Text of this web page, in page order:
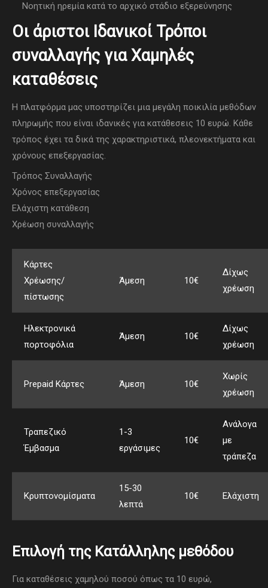
Νοητική ηρεμία κατά το αρχικό στάδιο εξερεύνησης
Οι άριστοι Ιδανικοί Τρόποι
συναλλαγής για Χαμηλές
καταθέσεις
Η πλατφόρμα μας υποστηρίζει μια μεγάλη ποικιλία μεθόδων
πληρωμής που είναι ιδανικές για κατάθεσεις 10 ευρώ. Κάθε
τρόπος έχει τα δικά της χαρακτηριστικά, πλεονεκτήματα και
χρόνους επεξεργασίας.
Τρόπος Συναλλαγής
Χρόνος επεξεργασίας
Ελάχιστη κατάθεση
Χρέωση συναλλαγής
Κάρτες
Χρέωσης/
πίστωσης
Άμεση 10€
Δίχως
χρέωση
Ηλεκτρονικά
πορτοφόλια
Άμεση 10€
Δίχως
χρέωση
Prepaid Κάρτες Άμεση 10€
Χωρίς
χρέωση
Τραπεζικό
Έμβασμα
1-3
εργάσιμες
10€
Ανάλογα
με
τράπεζα
Κρυπτονομίσματα
15-30
λεπτά
10€ Ελάχιστη
Επιλογή της Κατάλληλης μεθόδου
Για καταθέσεις χαμηλού ποσού όπως τα 10 ευρώ,